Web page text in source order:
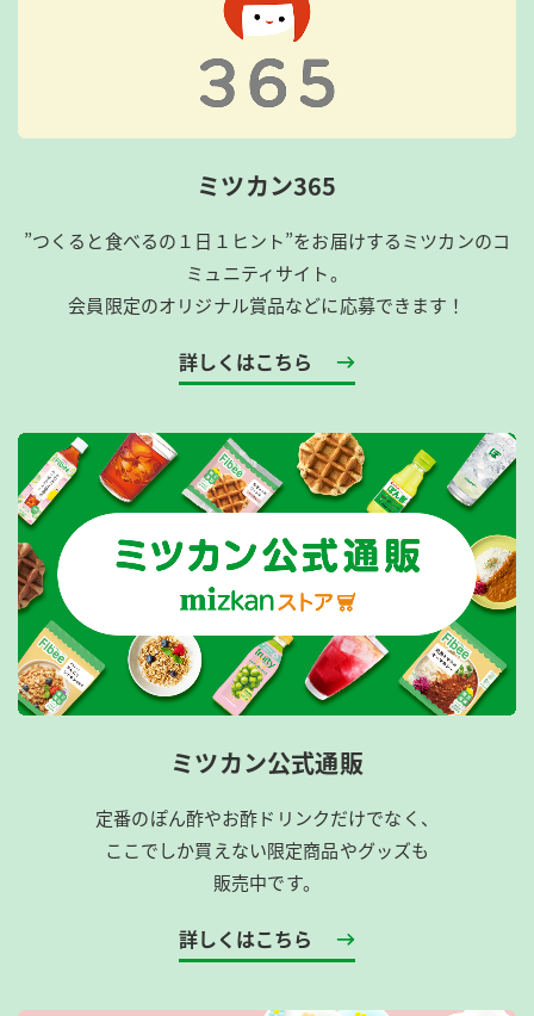
ミツカン365
”つくると食べるの１日１ヒント”をお届けするミツカンのコ
ミュニティサイト。
会員限定のオリジナル賞品などに応募できます！
詳しくはこちら
ミツカン公式通販
定番のぽん酢やお酢ドリンクだけでなく、
ここでしか買えない限定商品やグッズも
販売中です。
詳しくはこちら